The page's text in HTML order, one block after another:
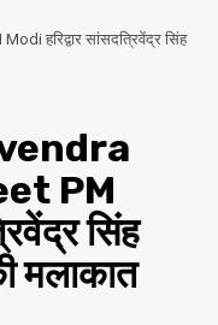
हरिद्वार सांसदत्रिवेंद्र सिंह
PM
सिंह
मलाकात